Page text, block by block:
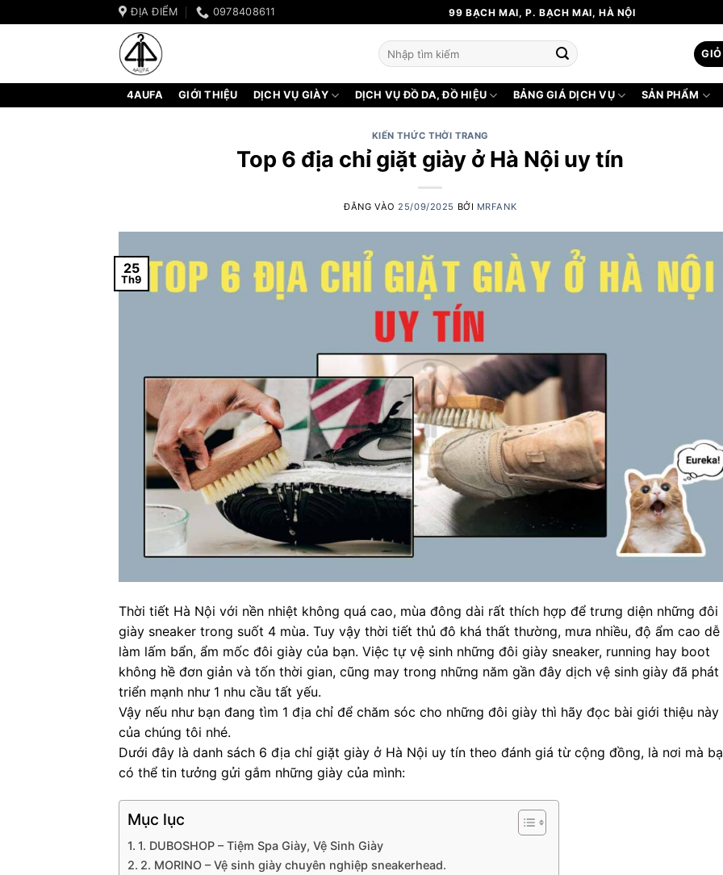
qua
ĐỊA ĐIỂM 0978408611 99 BẠCH MAI, P. BẠCH MAI, HÀ NỘI
Tìm
kiếm:
4AUFA GIỚI THIỆU DỊCH VỤ GIÀY DỊCH VỤ ĐỒ DA, ĐỒ HIỆU BẢNG GIÁ DỊCH VỤ SẢN PHẨM
KIẾN THỨC THỜI TRANG
Top 6 địa chỉ giặt giày ở Hà Nội uy tín
ĐĂNG VÀO 25/09/2025 BỞI MRFANK
25
Th9
Thời tiết Hà Nội với nền nhiệt không quá cao, mùa đông dài rất thích hợp để trưng diện những đôi
giày sneaker trong suốt 4 mùa. Tuy vậy thời tiết thủ đô khá thất thường, mưa nhiều, độ ẩm cao dễ
làm lấm bẩn, ẩm mốc đôi giày của bạn. Việc tự vệ sinh những đôi giày sneaker, running hay boot
không hề đơn giản và tốn thời gian, cũng may trong những năm gần đây dịch vệ sinh giày đã phát
triển mạnh như 1 nhu cầu tất yếu.
Vậy nếu như bạn đang tìm 1 địa chỉ để chăm sóc cho những đôi giày thì hãy đọc bài giới thiệu này
của chúng tôi nhé.
Dưới đây là danh sách 6 địa chỉ giặt giày ở Hà Nội uy tín theo đánh giá từ cộng đồng, là nơi mà
có thể tin tưởng gửi gắm những giày của mình:
Mục lục
1. DUBOSHOP – Tiệm Spa Giày, Vệ Sinh Giày
2. MORINO – Vệ sinh giày chuyên nghiệp sneakerhead.